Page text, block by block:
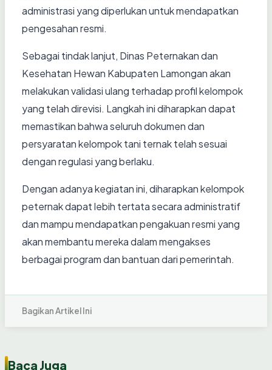
administrasi yang diperlukan untuk mendapatkan
pengesahan resmi.
Sebagai tindak lanjut, Dinas Peternakan dan
Kesehatan Hewan Kabupaten Lamongan akan
melakukan validasi ulang terhadap profil kelompok
yang telah direvisi. Langkah ini diharapkan dapat
memastikan bahwa seluruh dokumen dan
persyaratan kelompok tani ternak telah sesuai
dengan regulasi yang berlaku.
Dengan adanya kegiatan ini, diharapkan kelompok
peternak dapat lebih tertata secara administratif
dan mampu mendapatkan pengakuan resmi yang
akan membantu mereka dalam mengakses
berbagai program dan bantuan dari pemerintah.
Bagikan Artikel Ini
Baca Juga